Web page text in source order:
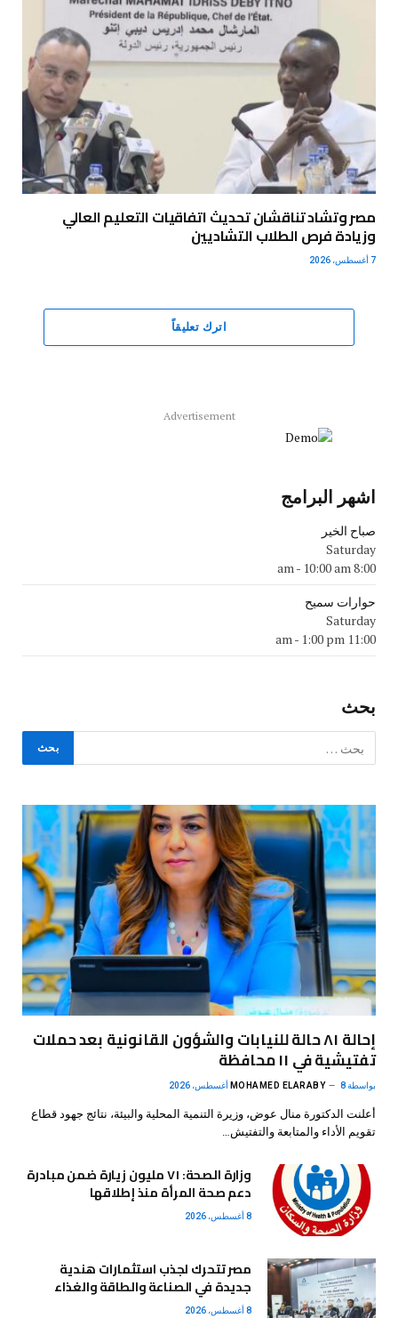
مصر وتشاد تناقشان تحديث اتفاقيات التعليم العالي
وزيادة فرص الطلاب التشاديين
7 أغسطس، 2026
اترك تعليقاً
Advertisement
اشهر البرامج
صباح الخير
Saturday
8:00 am
- 10:00 am
حوارات سميح
Saturday
11:00 am
- 1:00 pm
بحث
إحالة ٨١ حالة للنيابات والشؤون القانونية بعد حملات
تفتيشية في ١١ محافظة
بواسطة MOHAMED ELARABY 8 أغسطس، 2026
أعلنت الدكتورة منال عوض، وزيرة التنمية المحلية والبيئة، نتائج جهود قطاع
تقويم الأداء والمتابعة والتفتيش…
وزارة الصحة: ٧١ مليون زيارة ضمن مبادرة
دعم صحة المرأة منذ إطلاقها
8 أغسطس، 2026
مصر تتحرك لجذب استثمارات هندية
جديدة في الصناعة والطاقة والغذاء
8 أغسطس، 2026